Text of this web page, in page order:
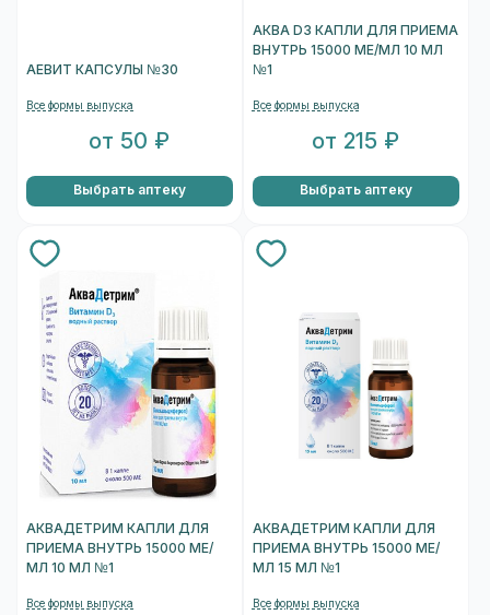
АЕВИТ КАПСУЛЫ №30
Все формы выпуска
от 50 ₽
Выбрать аптеку
АКВА D3 КАПЛИ ДЛЯ ПРИЕМА
ВНУТРЬ 15000 МЕ/МЛ 10 МЛ
№1
Все формы выпуска
от 215 ₽
Выбрать аптеку
АКВАДЕТРИМ КАПЛИ ДЛЯ
ПРИЕМА ВНУТРЬ 15000 МЕ/
МЛ 10 МЛ №1
Все формы выпуска
АКВАДЕТРИМ КАПЛИ ДЛЯ
ПРИЕМА ВНУТРЬ 15000 МЕ/
МЛ 15 МЛ №1
Все формы выпуска